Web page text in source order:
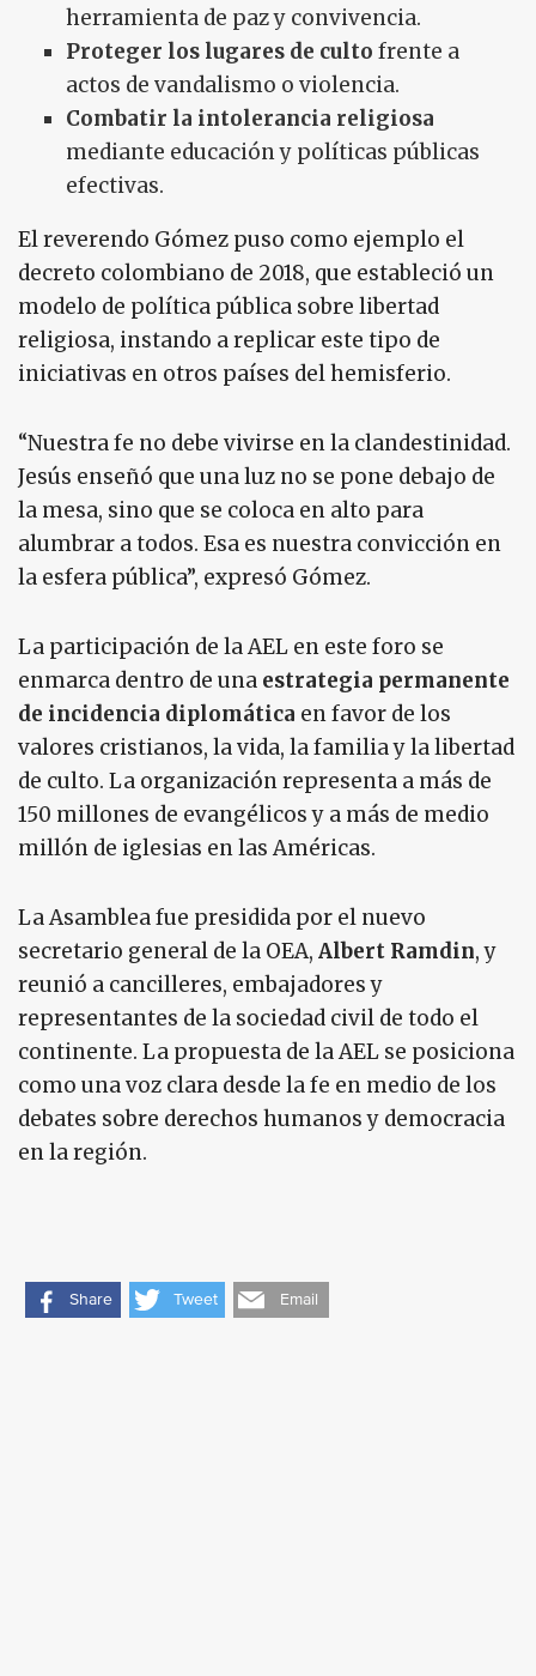
herramienta de paz y convivencia.
Proteger los lugares de culto frente a
actos de vandalismo o violencia.
Combatir la intolerancia religiosa
mediante educación y políticas públicas
efectivas.
El reverendo Gómez puso como ejemplo el
decreto colombiano de 2018, que estableció un
modelo de política pública sobre libertad
religiosa, instando a replicar este tipo de
iniciativas en otros países del hemisferio.
“Nuestra fe no debe vivirse en la clandestinidad.
Jesús enseñó que una luz no se pone debajo de
la mesa, sino que se coloca en alto para
alumbrar a todos. Esa es nuestra convicción en
la esfera pública”, expresó Gómez.
La participación de la AEL en este foro se
enmarca dentro de una estrategia permanente
de incidencia diplomática en favor de los
valores cristianos, la vida, la familia y la libertad
de culto. La organización representa a más de
150 millones de evangélicos y a más de medio
millón de iglesias en las Américas.
La Asamblea fue presidida por el nuevo
secretario general de la OEA, Albert Ramdin, y
reunió a cancilleres, embajadores y
representantes de la sociedad civil de todo el
continente. La propuesta de la AEL se posiciona
como una voz clara desde la fe en medio de los
debates sobre derechos humanos y democracia
en la región.
Share Tweet Email